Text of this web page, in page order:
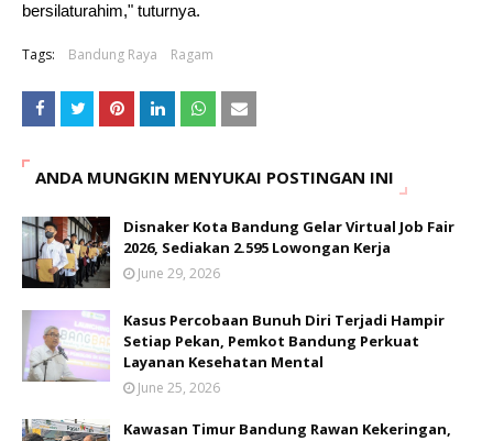
bersilaturahim," tuturnya.
Tags: Bandung Raya Ragam
ANDA MUNGKIN MENYUKAI POSTINGAN INI
Disnaker Kota Bandung Gelar Virtual Job Fair
2026, Sediakan 2.595 Lowongan Kerja
June 29, 2026
Kasus Percobaan Bunuh Diri Terjadi Hampir
Setiap Pekan, Pemkot Bandung Perkuat
Layanan Kesehatan Mental
June 25, 2026
Kawasan Timur Bandung Rawan Kekeringan,